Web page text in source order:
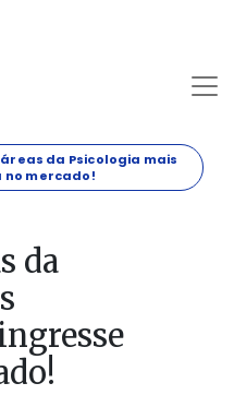
da Psicologia mais
no mercado!
da